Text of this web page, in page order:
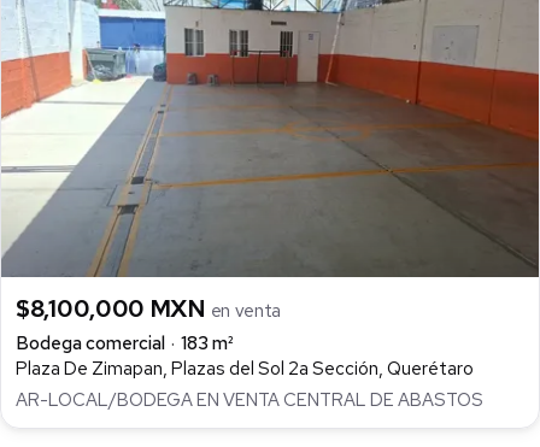
$8,100,000 MXN en venta
Bodega comercial
183 m²
Plaza De Zimapan, Plazas del Sol 2a Sección, Querétaro
AR-LOCAL/BODEGA EN VENTA CENTRAL DE ABASTOS